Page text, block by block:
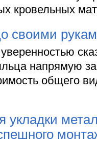
кровельных
своими
напрямую
общего
укладки